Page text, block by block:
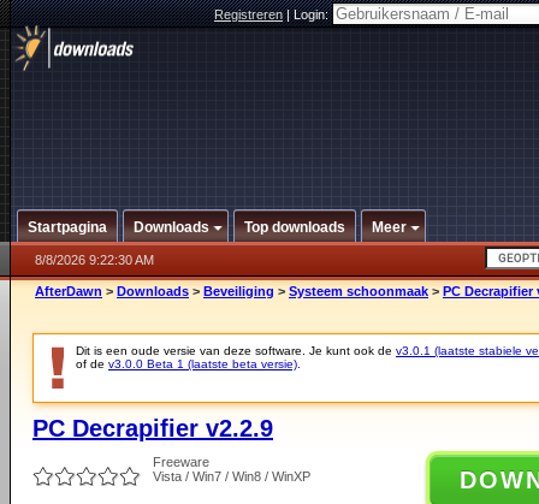
Registreren|Login:
Startpagina Downloads Top downloads Meer
8/8/2026 9:22:30 AM
AfterDawn > Downloads > Beveiliging > Systeem schoonmaak > PC Decrapifier
Dit is een oude versie van deze software. Je kunt ook de v3.0.1 (laatste stabiele
of de v3.0.0 Beta 1 (laatste beta versie)
PC Decrapifier v2.2.9
Freeware
Vista / Win7 / Win8 / WinXP